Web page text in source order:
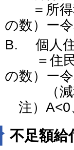
＝所得
の数）ー
B. 個人住
＝住民
の数）ー
（減税
注）A<0
不足額給